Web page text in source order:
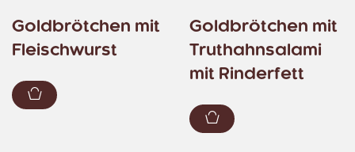
Goldbrötchen mit
Fleischwurst
Zum Warenkorb hinzufügen
Goldbrötchen mit
Truthahnsalami
mit Rinderfett
Zum Warenkorb